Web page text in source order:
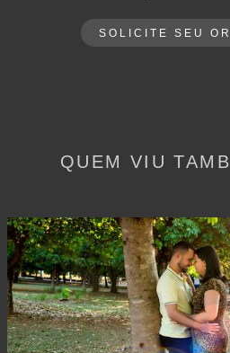
SOLICITE SEU
QUEM VIU